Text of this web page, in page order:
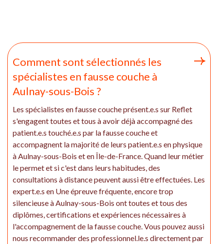
Comment sont sélectionnés les
spécialistes en fausse couche à
Aulnay-sous-Bois ?
Les spécialistes en fausse couche présent.e.s sur Reflet
s'engagent toutes et tous à avoir déjà accompagné des
patient.e.s touché.e.s par la fausse couche et
accompagnent la majorité de leurs patient.e.s en physique
à Aulnay-sous-Bois et en Île-de-France. Quand leur métier
le permet et si c'est dans leurs habitudes, des
consultations à distance peuvent aussi être effectuées. Les
expert.e.s en Une épreuve fréquente, encore trop
silencieuse à Aulnay-sous-Bois ont toutes et tous des
diplômes, certifications et expériences nécessaires à
l'accompagnement de la fausse couche. Vous pouvez aussi
nous recommander des professionnel.le.s directement par